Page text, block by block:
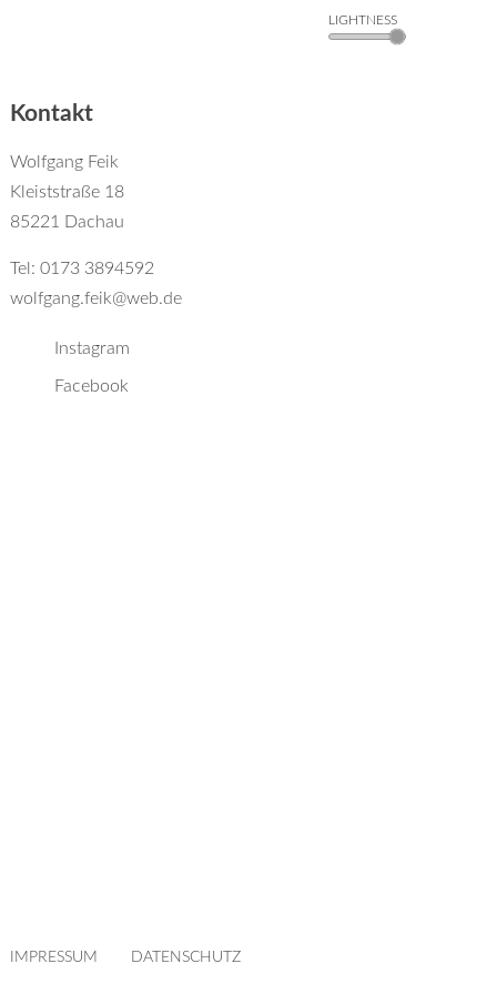
LIGHTNESS
Kontakt
Wolfgang Feik
Kleiststraße 18
85221 Dachau
Tel: 0173 3894592
wolfgang.feik@web.de
Instagram
Facebook
IMPRESSUM DATENSCHUTZ